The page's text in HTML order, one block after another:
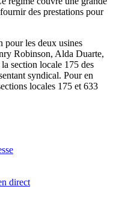
des prestations pour
pour les deux usines
Robinson, Alda Duarte,
section locale 175 des
syndical. Pour en
locales 175 et 633
direct